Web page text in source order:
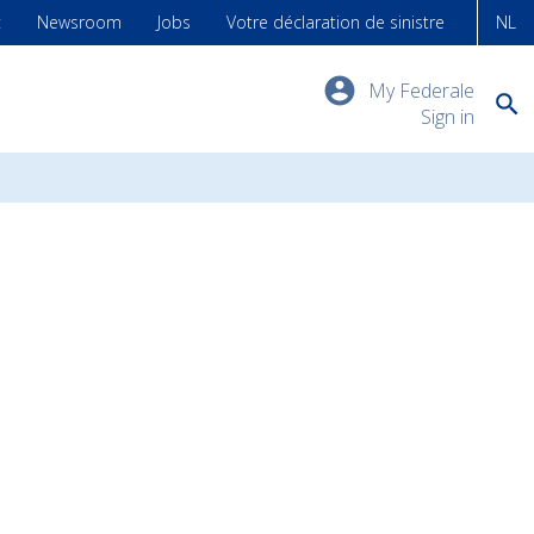
NL
My Federale
Sign in
Newsroom Jobs Votre déclaration de sinistre